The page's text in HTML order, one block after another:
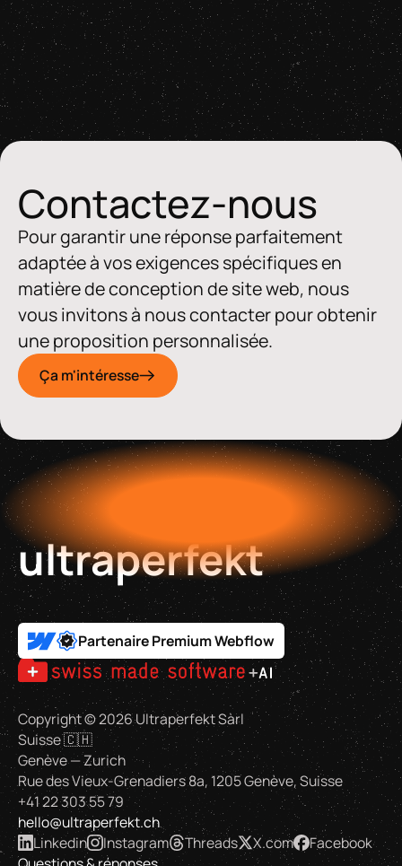
Contactez-nous
Pour garantir une réponse parfaitement
adaptée à vos exigences spécifiques en
matière de conception de site web, nous
vous invitons à nous contacter pour obtenir
une proposition personnalisée.
Ça m'intéresse
ultraperfekt
Partenaire Premium Webflow
Copyright ©2026Ultraperfekt Sàrl
Suisse 🇨🇭
Genève — Zurich
Rue des Vieux-Grenadiers 8a, 1205 Genève, Suisse
+41 22 303 55 79
hello@ultraperfekt.ch
Linkedin
Instagram Threads X.com
Facebook